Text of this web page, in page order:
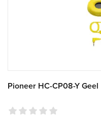
Pioneer HC-CP08-Y Geel